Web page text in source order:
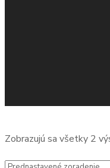
Zobrazujú sa všetky 2